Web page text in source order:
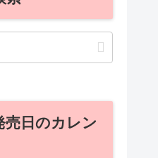
売日のカレン